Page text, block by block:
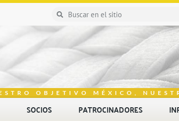
OBJETIVO MÉXICO,
SOCIOS PATROCINADORES